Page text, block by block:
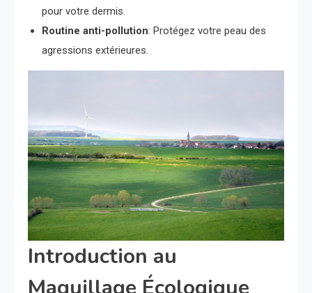
pour votre dermis.
Routine anti-pollution: Protégez votre peau des
agressions extérieures.
Introduction au